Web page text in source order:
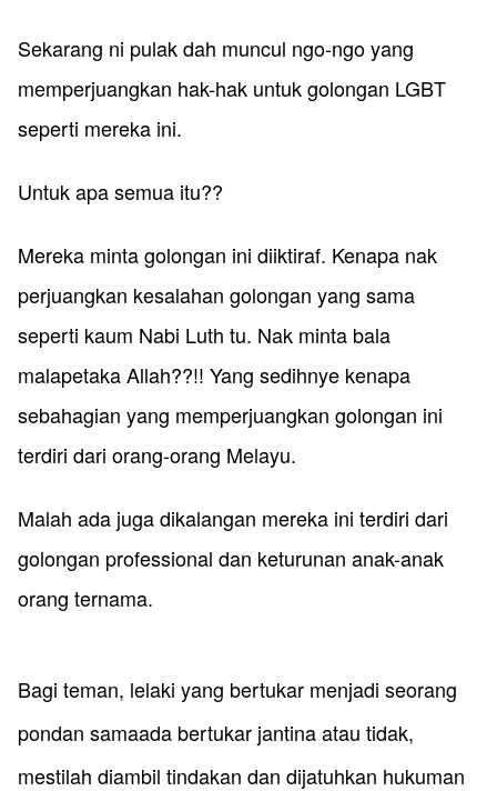
Sekarang ni pulak dah muncul ngo-ngo yang
memperjuangkan hak-hak untuk golongan LGBT
seperti mereka ini.
Untuk apa semua itu??
Mereka minta golongan ini diiktiraf. Kenapa nak
perjuangkan kesalahan golongan yang sama
seperti kaum Nabi Luth tu. Nak minta bala
malapetaka Allah??!! Yang sedihnye kenapa
sebahagian yang memperjuangkan golongan ini
terdiri dari orang-orang Melayu.
Malah ada juga dikalangan mereka ini terdiri dari
golongan professional dan keturunan anak-anak
orang ternama.
​​Bagi teman, lelaki yang bertukar menjadi seorang
pondan samaada bertukar jantina atau tidak,
mestilah diambil tindakan dan dijatuhkan hukuman